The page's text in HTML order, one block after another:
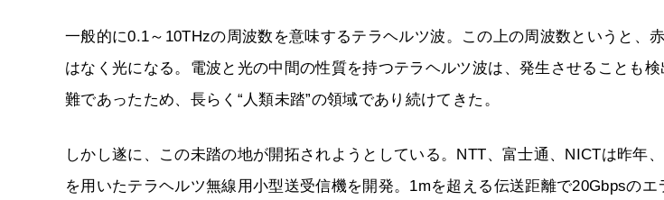
一般的に0.1～10THzの周波数を意味するテラヘルツ波。この上の周波数というと、
はなく光になる。電波と光の中間の性質を持つテラヘルツ波は、発生させることも
難であったため、長らく“人類未踏”の領域であり続けてきた。
しかし遂に、この未踏の地が開拓されようとしている。NTT、富士通、NICTは昨年
を用いたテラヘルツ無線用小型送受信機を開発。1mを超える伝送距離で20Gbpsのエ